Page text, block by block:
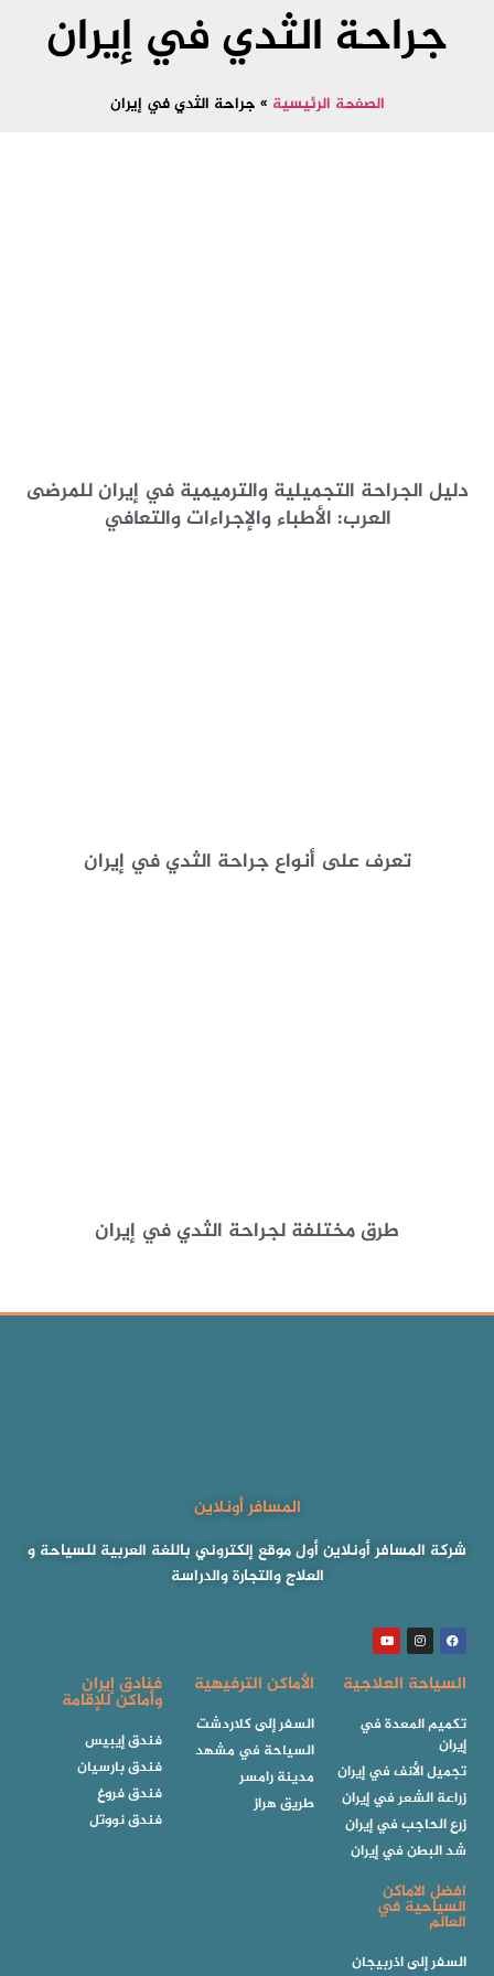
جراحة الثدي في إيران
الصفحة الرئيسية » جراحة الثدي في إيران
دليل الجراحة التجميلية والترميمية في إيران للمرضى
العرب: الأطباء والإجراءات والتعافي
تعرف على أنواع جراحة الثدي في إيران
طرق مختلفة لجراحة الثدي في إيران
المسافر أونلاين
شركة المسافر أونلاين أول موقع إلكتروني باللغة العربية للسياحة و
العلاج والتجارة والدراسة
السياحة العلاجية
تكميم المعدة في
إيران
تجميل الأنف في إيران
زراعة الشعر في إيران
زرع الحاجب في إيران
شد البطن في إيران
الأماكن الترفيهية
السفر إلى كلاردشت
السياحة في مشهد
مدينة رامسر
طريق هراز
فنادق إيران
وأماكن للإقامة
فندق إيبيس
فندق بارسيان
فندق فروغ
فندق نووتل
افضل الاماكن
السياحية في
العالم
السفر إلى اذربيجان